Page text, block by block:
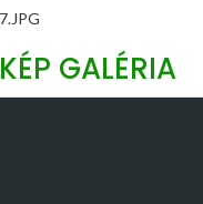
GALÉRIA